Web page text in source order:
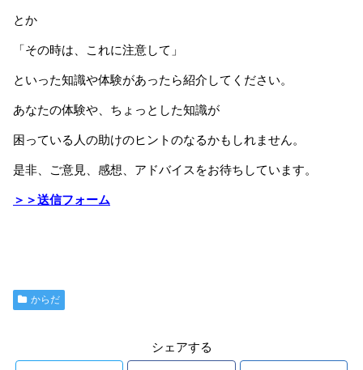
とか
「その時は、これに注意して」
といった知識や体験があったら紹介してください。
あなたの体験や、ちょっとした知識が
困っている人の助けのヒントのなるかもしれません。
是非、ご意見、感想、アドバイスをお待ちしています。
＞＞送信フォーム
からだ
シェアする